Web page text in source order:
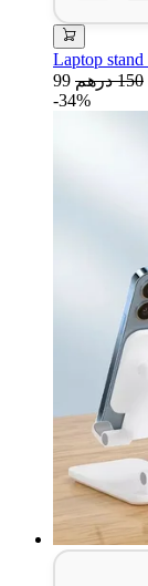
150 درهم
-34%